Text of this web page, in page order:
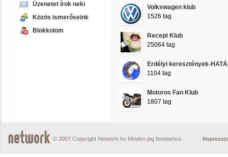
Üzenetet írok neki
Közös ismerőseink
Blokkolom
Volkswagen klub
1526 tag
Recept Klub
25064 tag
Erdélyi keresztények-
1104 tag
Motoros Fan Klub
1807 tag
© 2007 Copyright Network.hu Minden jog fenntartva.